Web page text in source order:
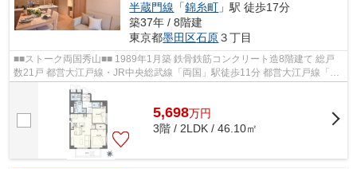
半蔵門線 「錦糸町 」駅 徒歩17分
築37年 / 8階建
東京都墨田区石原３丁目
■■ストーク両国秀山■■ 1989年1月築 鉄骨鉄筋コンクリート造8階建て 総戸
数21戸 都営大江戸線・JR中央総武線「両国」駅徒歩11分 都営大江戸線「本
5,698万円
3階 / 2LDK / 46.10㎡